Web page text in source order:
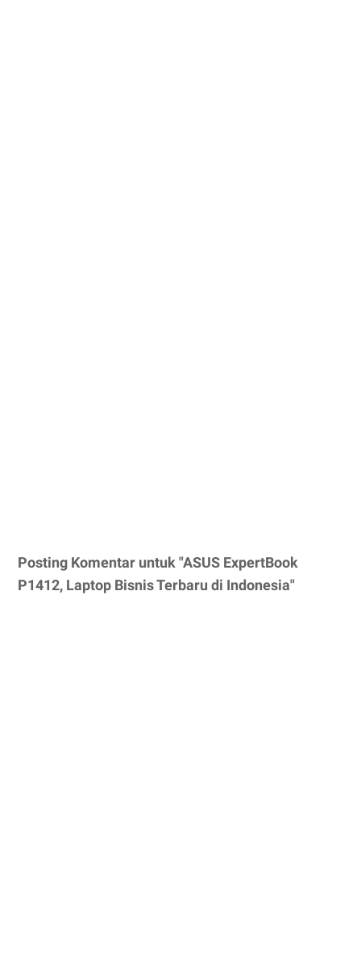
Posting Komentar untuk "ASUS ExpertBook
P1412, Laptop Bisnis Terbaru di Indonesia"